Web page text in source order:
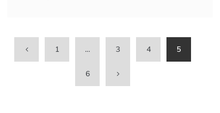
1 … 3 4 5
6